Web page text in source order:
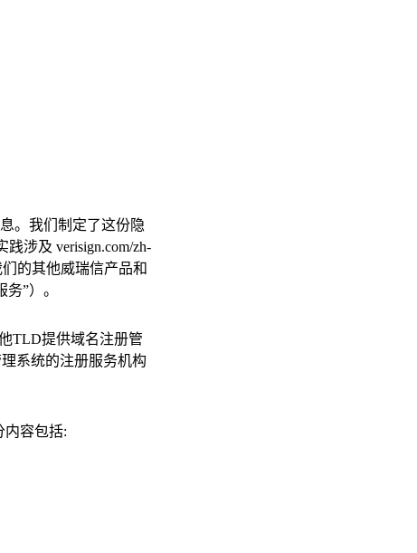
。我们制定了这份隐
践涉及verisign.com/zh-
的其他威瑞信产品和
”）。
TLD提供域名注册管
系统的注册服务机构
内容包括: